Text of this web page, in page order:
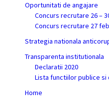
Oportunitati de angajare
Concurs recrutare 26 –
Concurs recrutare 27
Strategia nationala
Transparenta institutionala
Declaratii 2020
Lista functiilor publice si
Home